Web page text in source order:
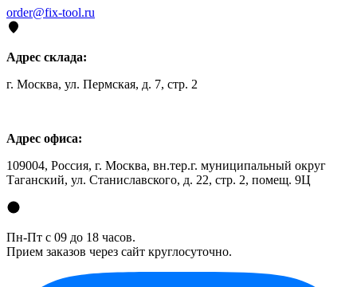
order@fix-tool.ru
Адрес склада:
г. Москва, ул. Пермская, д. 7, стр. 2
Адрес офиса:
109004, Россия, г. Москва, вн.тер.г. муниципальный округ
Таганский, ул. Станиславского, д. 22, стр. 2, помещ. 9Ц
Пн-Пт с 09 до 18 часов.
Прием заказов через сайт круглосуточно.